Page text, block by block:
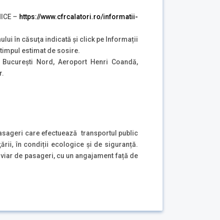
– https://www.cfrcalatori.ro/informatii-
în căsuţa indicată şi click pe Informații
estimat de sosire.
Nord, Aeroport Henri Coandă,
care efectuează transportul public
în condiții ecologice și de siguranță.
de pasageri, cu un angajament față de